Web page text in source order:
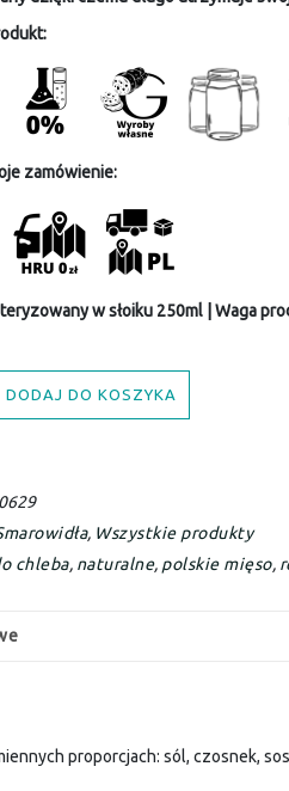
zamówienie:
w słoiku 250ml | Waga
DODAJ DO KOSZYKA
, Wszystkie produkty
chleba, naturalne, polskie mięso,
proporcjach: sól, czosnek,